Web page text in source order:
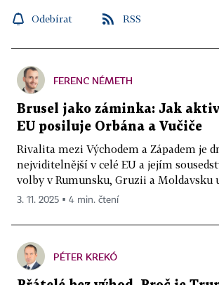
Odebírat RSS
FERENC NÉMETH
Brusel jako záminka: Jak
EU posiluje Orbána a Vučiče
Rivalita mezi Východem a Západem je
nejviditelnější v celé EU a jejím
volby v Rumunsku, Gruzii a Moldavsku
3. 11. 2025 ▪ 4 min. čtení
PÉTER KREKÓ